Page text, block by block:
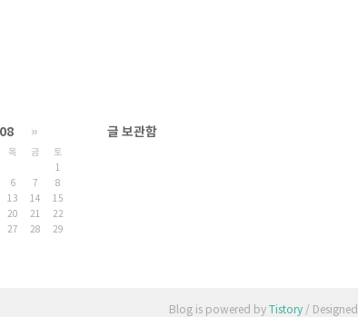
»
목 금
토
1
6 7
8
13 14
15
20 21
22
27 28
29
글 보관함
Blog is powered by Tistory/